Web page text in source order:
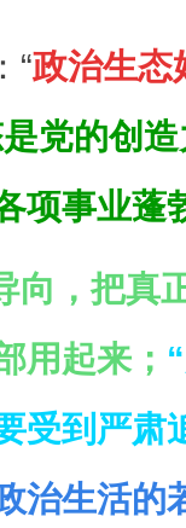
“政治生态
党的创
项事业蓬
向，把真
用起来；
受到严肃
治生活的